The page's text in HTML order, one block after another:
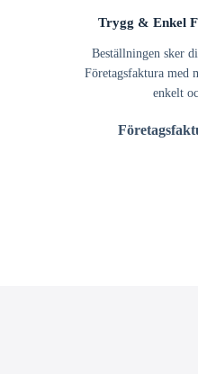
Trygg & Enkel
Beställningen sker
Företagsfaktura med
enkelt